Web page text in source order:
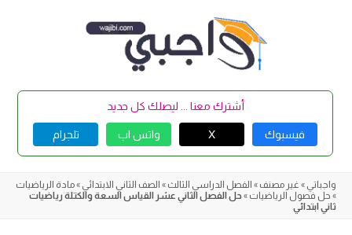
أشترك معنا ... ليصلك كل جديد
فيسبوك X واتس اب تلجرام
واجباتي » غير مصنف » الفصل الدراسي الثالث » الصف الثاني الابتدائي »مادة الرياضيات
» حل فصول الرياضيات » حل الفصل الثاني عشر القياس السعة والكتلة رياضيات
ثاني ابتدائي